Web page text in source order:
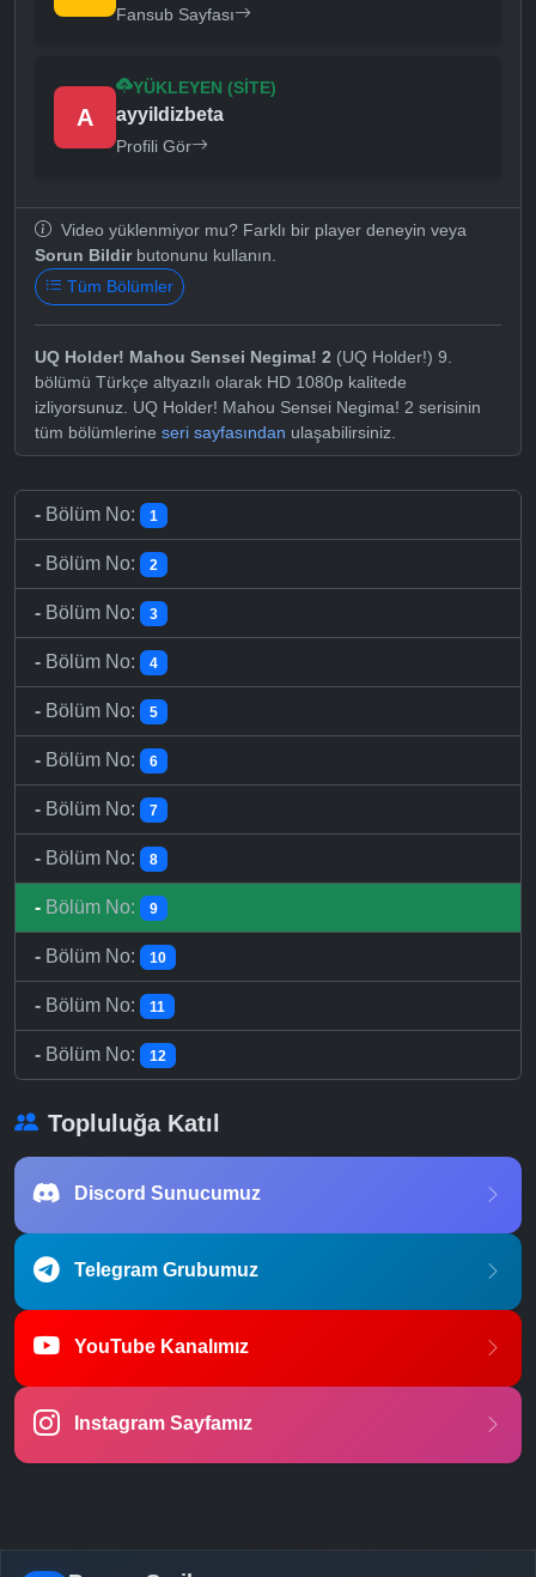
Fansub Sayfası
A
YÜKLEYEN (SITE)
ayyildizbeta
Profili Gör
Video yüklenmiyor mu? Farklı bir player deneyin veya
Sorun Bildirbutonunu kullanın.
Tüm Bölümler
UQ Holder! Mahou Sensei Negima! 2 (UQ Holder!) 9.
bölümü Türkçe altyazılı olarak HD 1080p kalitede
izliyorsunuz. UQ Holder! Mahou Sensei Negima! 2 serisinin
tüm bölümlerine seri sayfasından ulaşabilirsiniz.
- Bölüm No: 1
- Bölüm No: 2
- Bölüm No: 3
- Bölüm No: 4
- Bölüm No: 5
- Bölüm No: 6
- Bölüm No: 7
- Bölüm No: 8
- Bölüm No: 9
- Bölüm No: 10
- Bölüm No: 11
- Bölüm No: 12
Topluluğa Katıl
Discord Sunucumuz
Telegram Grubumuz
YouTube Kanalımız
Instagram Sayfamız